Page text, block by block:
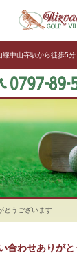
線中山寺駅から徒歩5分
とうございます
合わせありが